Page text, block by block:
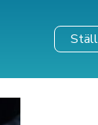
Ställ